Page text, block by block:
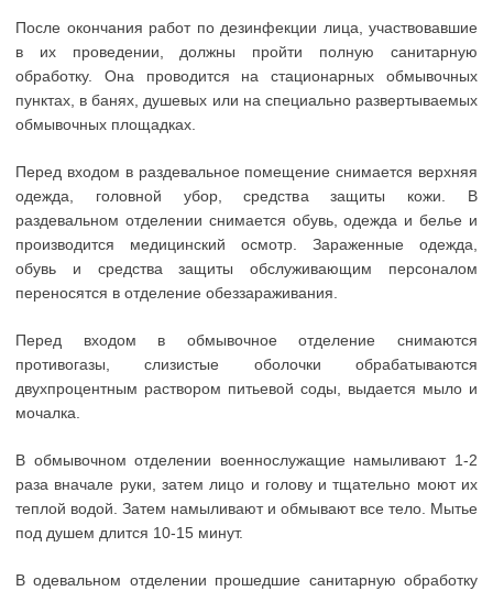
После окончания работ по дезинфекции лица, участвовавшие
в их проведении, должны пройти полную санитарную
обработку. Она проводится на стационарных обмывочных
пунктах, в банях, душевых или на специально развертываемых
обмывочных площадках.
Перед входом в раздевальное помещение снимается верхняя
одежда, головной убор, средства защиты кожи. В
раздевальном отделении снимается обувь, одежда и белье и
производится медицинский осмотр. Зараженные одежда,
обувь и средства защиты обслуживающим персоналом
переносятся в отделение обеззараживания.
Перед входом в обмывочное отделение снимаются
противогазы, слизистые оболочки обрабатываются
двухпроцентным раствором питьевой соды, выдается мыло и
мочалка.
В обмывочном отделении военнослужащие намыливают 1-2
раза вначале руки, затем лицо и голову и тщательно моют их
теплой водой. Затем намыливают и обмывают все тело. Мытье
под душем длится 10-15 минут.
В одевальном отделении прошедшие санитарную обработку